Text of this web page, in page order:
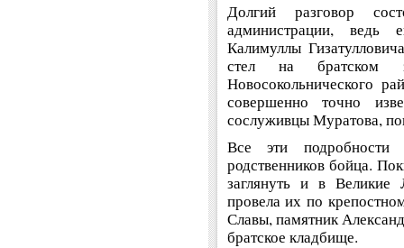
Долгий разговор
администрации, ведь
Калимуллы
стел на братском
Новосокольнического
совершенно точно
сослуживцы Муратова,
Все эти
родственников бойца.
заглянуть и в
провела их по
Славы, памятник
братское кладбище.